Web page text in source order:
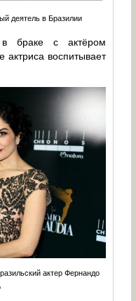
деятель в Бразилии
в браке с актёром
воспитывает
актер Фернандо